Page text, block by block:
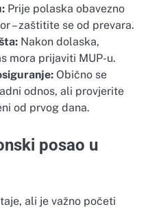
Prije polaska obavezno
– zaštitite se od prevara.
Nakon dolaska,
mora prijaviti MUP-u.
Obično se
odnos, ali provjerite
od prvog dana.
posao u
ali je važno početi